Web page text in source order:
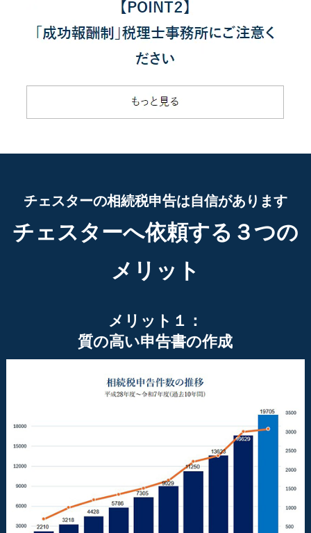
チェスターの相続税申告は自信があります
チェスターへ依頼する３つの
メリット
メリット１：
質の高い申告書の作成